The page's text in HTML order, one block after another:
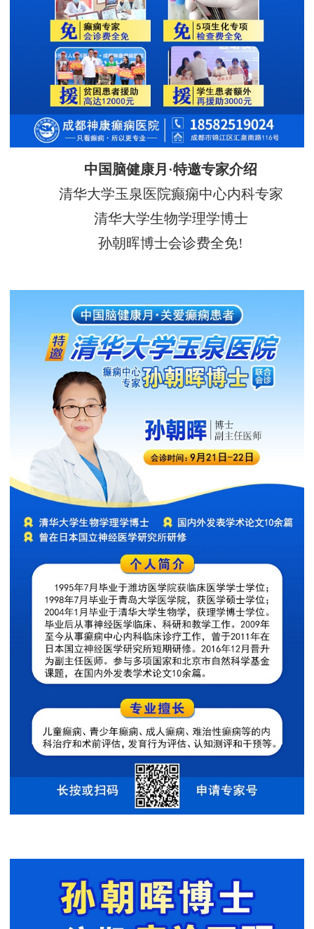
中国脑健康月·特邀专家介绍
清华大学玉泉医院癫痫中心内科专家
清华大学生物学理学博士
孙朝晖博士会诊费全免!